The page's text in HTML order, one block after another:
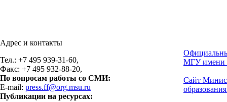
Адрес и контакты
Тел.: +7 495 939-31-60,
Факс: +7 495 932-88-20,
По вопросам работы со СМИ:
E-mail: press.ff@org.msu.ru
Публикации на ресурсах:
МГУ имени
Сайт